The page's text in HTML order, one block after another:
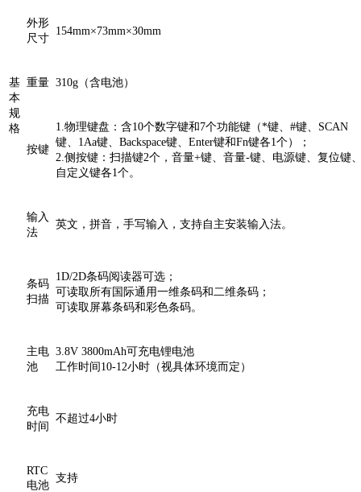
基
本
规
格
外形
尺寸
154mm×73mm×30mm
重量 310g（含电池）
按键
1.物理键盘：含10个数字键和7个功能键（*键、#键、SCAN
键、1Aa键、Backspace键、Enter键和Fn键各1个）；
2.侧按键：扫描键2个，音量+键、音量-键、电源键、复位键
自定义键各1个。
输入
法
英文，拼音，手写输入，支持自主安装输入法。
条码
扫描
1D/2D条码阅读器可选；
可读取所有国际通用一维条码和二维条码；
可读取屏幕条码和彩色条码。
主电
池
3.8V 3800mAh可充电锂电池
工作时间10-12小时（视具体环境而定）
充电
时间
不超过4小时
RTC
电池
支持